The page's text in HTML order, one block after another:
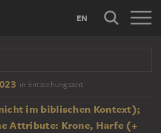
EN
in Entstehungszeit
im biblischen Kontext);
Attribute: Krone, Harfe (+